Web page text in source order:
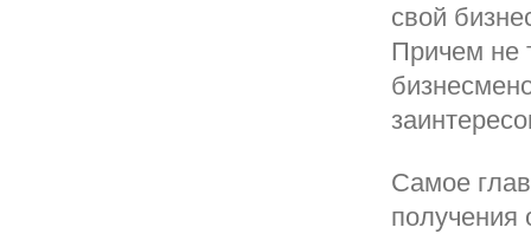
свой
Причем не
Самое
получения